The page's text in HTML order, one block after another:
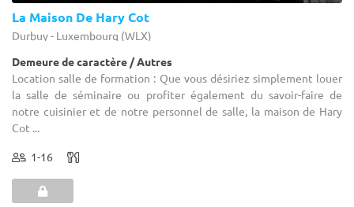
La Maison De Hary Cot
Durbuy - Luxembourg (WLX)
Demeure de caractère / Autres
Location salle de formation : Que vous désiriez simplement louer
la salle de séminaire ou profiter également du savoir-faire de
notre cuisinier et de notre personnel de salle, la maison de Hary
Cot ...
1-16